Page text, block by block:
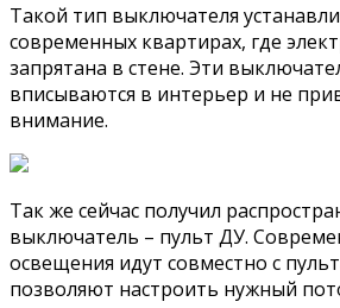
Такой тип выключателя
современных квартирах, где
запрятана в стене. Эти
вписываются в интерьер и не
внимание.
Так же сейчас получил
выключатель – пульт ДУ.
освещения идут совместно с
позволяют настроить нужный